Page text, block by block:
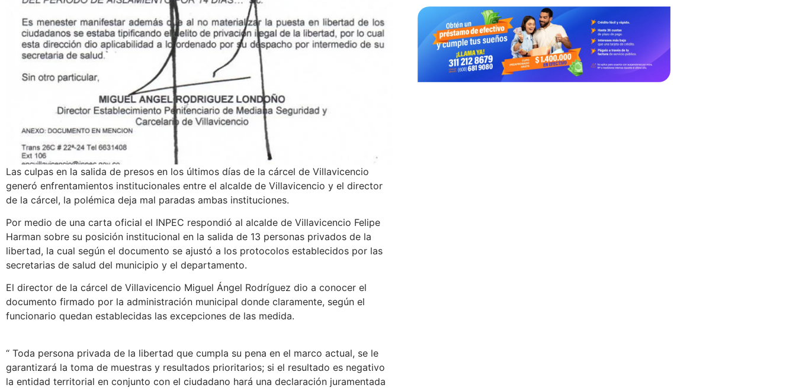
Las culpas en la salida de presos en los últimos días de la cárcel de Villavicencio
generó enfrentamientos institucionales entre el alcalde de Villavicencio y el director
de la cárcel, la polémica deja mal paradas ambas instituciones.
Por medio de una carta oficial el INPEC respondió al alcalde de Villavicencio Felipe
Harman sobre su posición institucional en la salida de 13 personas privados de la
libertad, la cual según el documento se ajustó a los protocolos establecidos por las
secretarias de salud del municipio y el departamento.
El director de la cárcel de Villavicencio Miguel Ángel Rodríguez dio a conocer el
documento firmado por la administración municipal donde claramente, según el
funcionario quedan establecidas las excepciones de las medida.
“ Toda persona privada de la libertad que cumpla su pena en el marco actual, se le
garantizará la toma de muestras y resultados prioritarios; si el resultado es negativo
la entidad territorial en conjunto con el ciudadano hará una declaración juramentada